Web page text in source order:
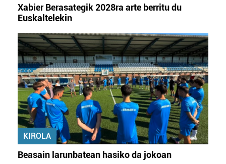
Xabier Berasategik 2028ra arte berritu du
Euskaltelekin
KIROLA
Beasain larunbatean hasiko da jokoan